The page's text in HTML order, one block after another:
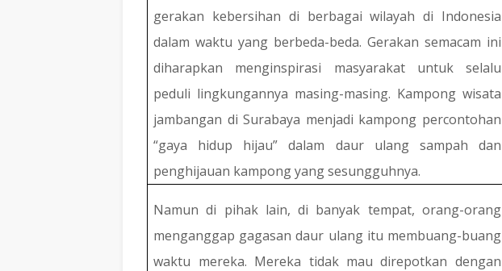
gerakan kebersihan di berbagai wilayah di Indonesia
dalam waktu yang berbeda-beda. Gerakan semacam ini
diharapkan menginspirasi masyarakat untuk selalu
peduli lingkungannya masing-masing. Kampong wisata
jambangan di Surabaya menjadi kampong percontohan
“gaya hidup hijau” dalam daur ulang sampah dan
penghijauan kampong yang sesungguhnya.
Namun di pihak lain, di banyak tempat, orang-orang
menganggap gagasan daur ulang itu membuang-buang
waktu mereka. Mereka tidak mau direpotkan dengan